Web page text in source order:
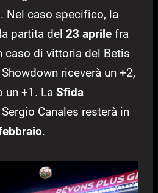
Nel caso specifico, la
partita del 23 aprile fra
caso di vittoria del Betis
riceverà un +2,
un +1. La Sfida
Canales resterà in
.